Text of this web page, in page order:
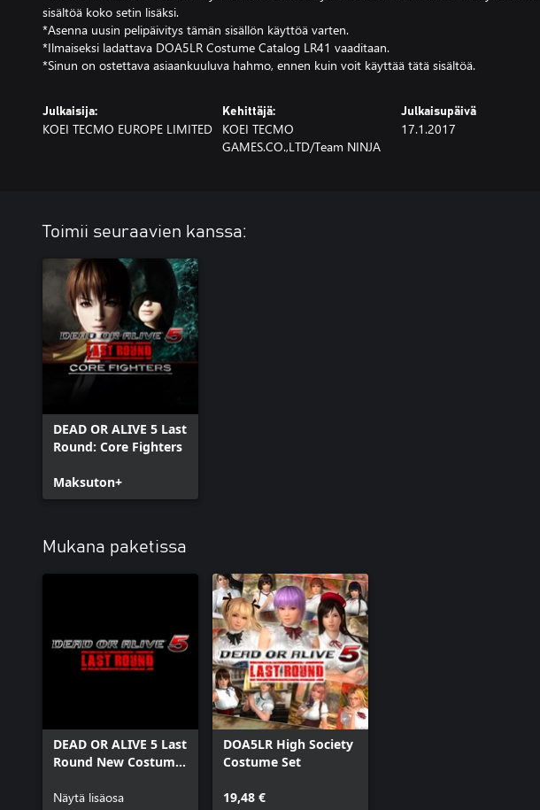
sisältöä koko setin lisäksi.
*Asenna uusin pelipäivitys tämän sisällön käyttöä varten.
*Ilmaiseksi ladattava DOA5LR Costume Catalog LR41 vaaditaan.
*Sinun on ostettava asiaankuuluva hahmo, ennen kuin voit käyttää tätä sisältöä.
Julkaisija:
KOEI TECMO EUROPE LIMITED
Kehittäjä:
KOEI TECMO
GAMES.CO.,LTD/Team NINJA
Julkaisupäivä
17.1.2017
Toimii seuraavien kanssa:
DEAD OR ALIVE 5 Last
Round: Core Fighters
Maksuton+
Mukana paketissa
DEAD OR ALIVE 5 Last
Round New Costume
Näytä lisäosa
DOA5LR High Society
Costume Set
19,48 €